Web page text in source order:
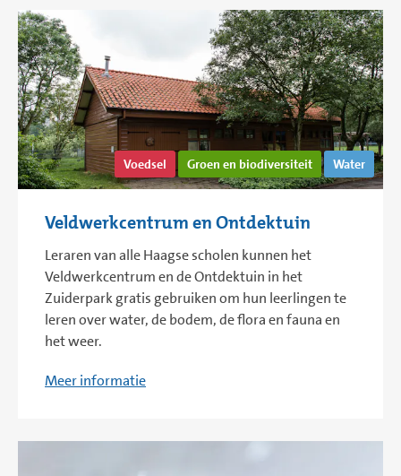
Voedsel Groen en biodiversiteit Water
Veldwerkcentrum en Ontdektuin
Leraren van alle Haagse scholen kunnen het
Veldwerkcentrum en de Ontdektuin in het
Zuiderpark gratis gebruiken om hun leerlingen te
leren over water, de bodem, de flora en fauna en
het weer.
Meer informatie